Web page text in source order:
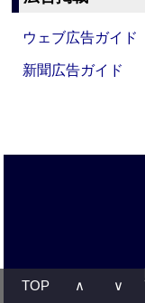
ウェブ広告ガイド
新聞広告ガイド
TOP ∧ ∨